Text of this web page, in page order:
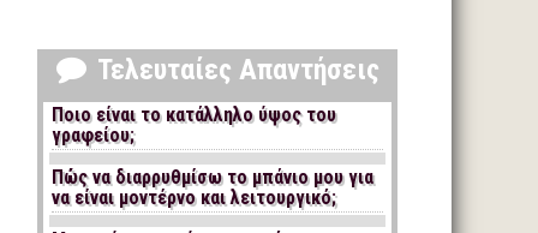
Τελευταίες Απαντήσεις
Ποιο είναι το κατάλληλο ύψος του
γραφείου;
Πώς να διαρρυθμίσω το μπάνιο μου για
να είναι μοντέρνο και λειτουργικό;